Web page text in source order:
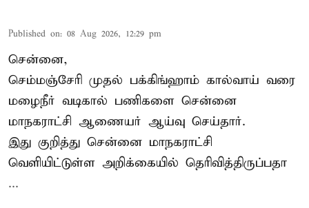
Published on: 08 Aug 2026, 12:29 pm
சென்னை,
செம்மஞ்சேரி முதல் பக்கிங்ஹாம் கால்வாய் வரை
மழைநீர் வடிகால் பணிகளை சென்னை
மாநகராட்சி ஆணையர் ஆய்வு செய்தார்.
இது குறித்து சென்னை மாநகராட்சி
வெளியிட்டுள்ள அறிக்கையில் தெரிவித்திருப்பதா
...